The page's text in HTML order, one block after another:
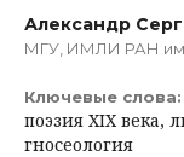
Александр
МГУ, ИМЛИ РАН им.
Ключевые слова:
поэзия XIX века,
гносеология